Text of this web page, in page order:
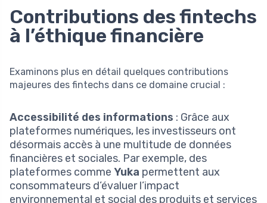
Contributions des fintechs
à l’éthique financière
Examinons plus en détail quelques contributions
majeures des fintechs dans ce domaine crucial :
Accessibilité des informations : Grâce aux
plateformes numériques, les investisseurs ont
désormais accès à une multitude de données
financières et sociales. Par exemple, des
plateformes comme Yuka permettent aux
consommateurs d’évaluer l’impact
environnemental et social des produits et services